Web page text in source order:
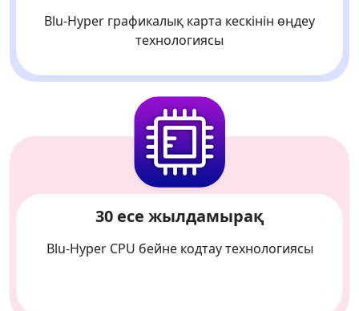
Blu-Hyper графикалық карта кескінін өңдеу
технологиясы
30 есе жылдамырақ
Blu-Hyper CPU бейне кодтау технологиясы